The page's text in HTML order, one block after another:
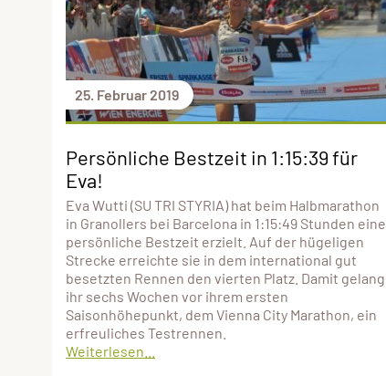
25. Februar 2019
Persönliche Bestzeit in 1:15:39 für
Eva!
Eva Wutti (SU TRI STYRIA) hat beim Halbmarathon
in Granollers bei Barcelona in 1:15:49 Stunden eine
persönliche Bestzeit erzielt. Auf der hügeligen
Strecke erreichte sie in dem international gut
besetzten Rennen den vierten Platz. Damit gelang
ihr sechs Wochen vor ihrem ersten
Saisonhöhepunkt, dem Vienna City Marathon, ein
erfreuliches Testrennen.
Weiterlesen...